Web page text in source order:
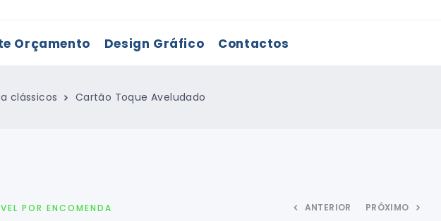
Orçamento Design Gráfico Contactos
clássicos Cartão Toque Aveludado
POR ENCOMENDA ANTERIOR PRÓXIMO